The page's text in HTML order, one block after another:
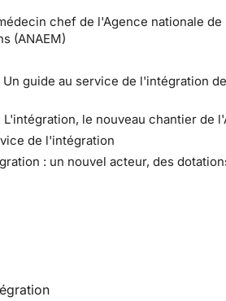
chef de l'Agence nationale
(ANAEM)
guide au service de l'intégration
le nouveau chantier de
de l'intégration
: un nouvel acteur, des